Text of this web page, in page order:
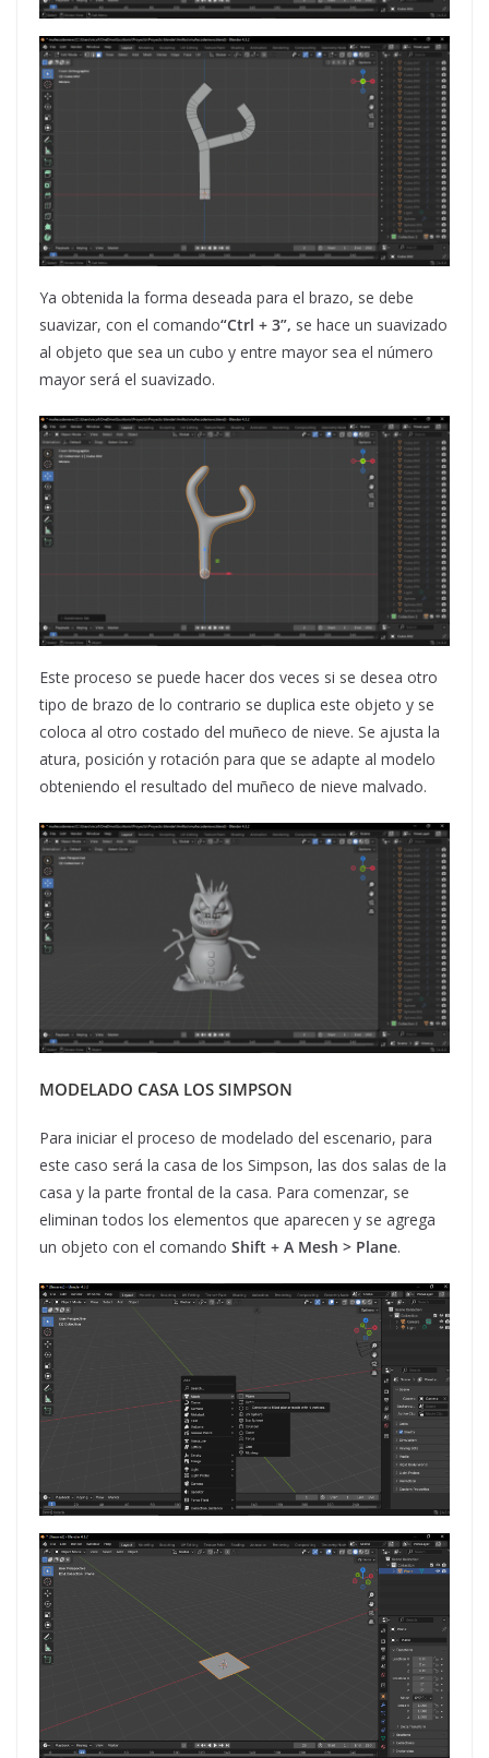
Ya obtenida la forma deseada para el brazo, se debe
suavizar, con el comando“Ctrl + 3”, se hace un suavizado
al objeto que sea un cubo y entre mayor sea el número
mayor será el suavizado.
Este proceso se puede hacer dos veces si se desea otro
tipo de brazo de lo contrario se duplica este objeto y se
coloca al otro costado del muñeco de nieve. Se ajusta la
atura, posición y rotación para que se adapte al modelo
obteniendo el resultado del muñeco de nieve malvado.
MODELADO CASA LOS SIMPSON
Para iniciar el proceso de modelado del escenario, para
este caso será la casa de los Simpson, las dos salas de la
casa y la parte frontal de la casa. Para comenzar, se
eliminan todos los elementos que aparecen y se agrega
un objeto con el comando Shift + A Mesh > Plane.